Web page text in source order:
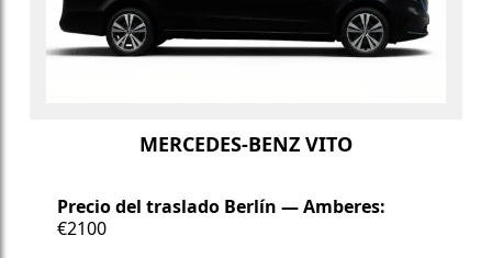
MERCEDES-BENZ VITO
Precio del traslado Berlín — Amberes:
€2100